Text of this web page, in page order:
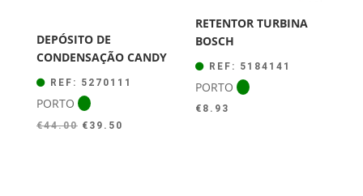
DEPÓSITO DE
CONDENSAÇÃO CANDY
REF: 5270111
PORTO
€44.00 O
€ 39.50
RETENTOR TURBINA
BOSCH
REF: 5184141
PORTO
€ 8.93